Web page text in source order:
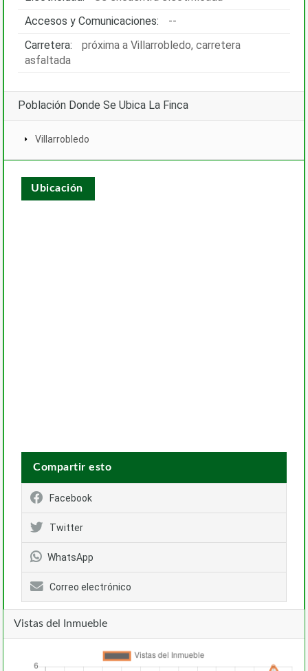
Accesos y Comunicaciones:
--
Carretera:
próxima a Villarrobledo, carretera
asfaltada
Población Donde Se Ubica La Finca
Villarrobledo
Ubicación
Compartir esto
Facebook
Twitter
WhatsApp
Correo electrónico
Vistas del Inmueble